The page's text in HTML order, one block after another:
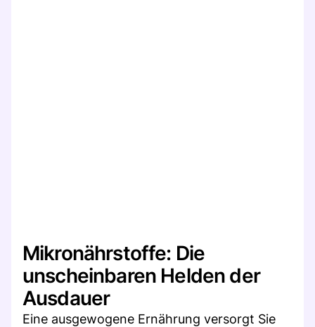
Mikronährstoffe: Die
unscheinbaren Helden der
Ausdauer
Eine ausgewogene Ernährung versorgt Sie